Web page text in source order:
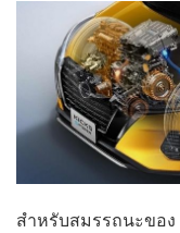
สำหรับสมรรถนะของ